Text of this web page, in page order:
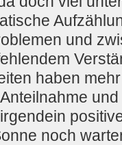
und
haben
noch